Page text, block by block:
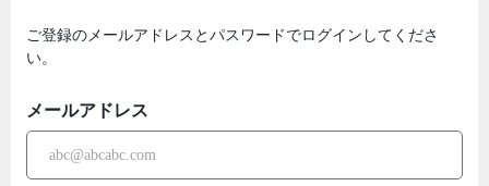
ご登録のメールアドレスとパスワードでログインしてくださ
い。
メールアドレス